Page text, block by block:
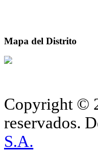
Mapa del Distrito
Copyright ©
reservados.
S.A.